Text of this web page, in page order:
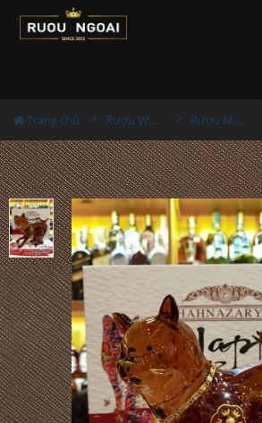
Trang chủ Rượu Whisky Rượu Mèo Vương Tài Kim Miêu Gold 23K